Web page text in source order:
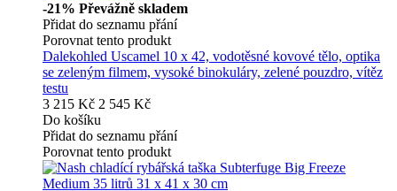
-21% Převážně skladem
Přidat do seznamu přání
Porovnat tento produkt
Dalekohled Uscamel 10 x 42, vodotěsné kovové tělo, optika
se zeleným filmem, vysoké binokuláry, zelené pouzdro, vítěz
testu
3 215 Kč 2 545 Kč
Do košíku
Přidat do seznamu přání
Porovnat tento produkt